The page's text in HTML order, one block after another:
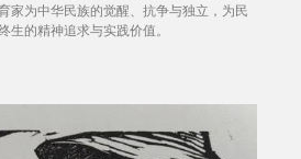
家为中华民族的觉醒、抗争与独立，为民
生的精神追求与实践价值。